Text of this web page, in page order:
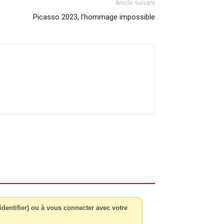
Article suivant
Picasso 2023, l’hommage impossible
ou à vous connecter avec votre